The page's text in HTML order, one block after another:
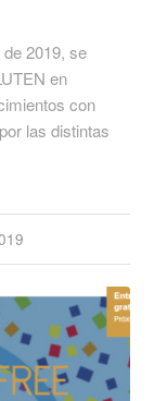
2019, se
en
con
las distintas